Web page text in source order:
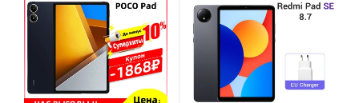
10000mAh батареи POCO
таблетки
двумя динамиками Dolby
Atmos